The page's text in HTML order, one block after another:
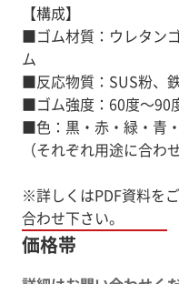
【構成】
■ゴム材質：ウレタン
ム
■反応物質：SUS粉、
■ゴム強度：60度～90
■色：黒・赤・緑・青
（それぞれ用途に合わ
※詳しくはPDF資料を
価格帯